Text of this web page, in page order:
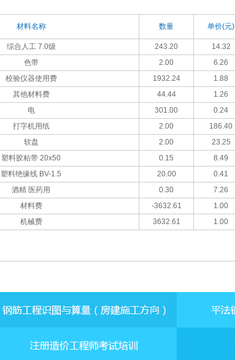
材料名称 数量 单价(元)
综合人工 7.0级 243.20 14.32
色带 2.00 6.26
校验仪器使用费 1932.24 1.88
其他材料费 44.44 1.26
电 301.00 0.24
打字机用纸 2.00 186.40
软盘 2.00 23.25
塑料胶粘带 20x50 0.15 8.49
塑料绝缘线 BV-1.5 20.00 0.41
酒精 医药用 0.30 7.26
材料费 -3632.61 1.00
机械费 3632.61 1.00